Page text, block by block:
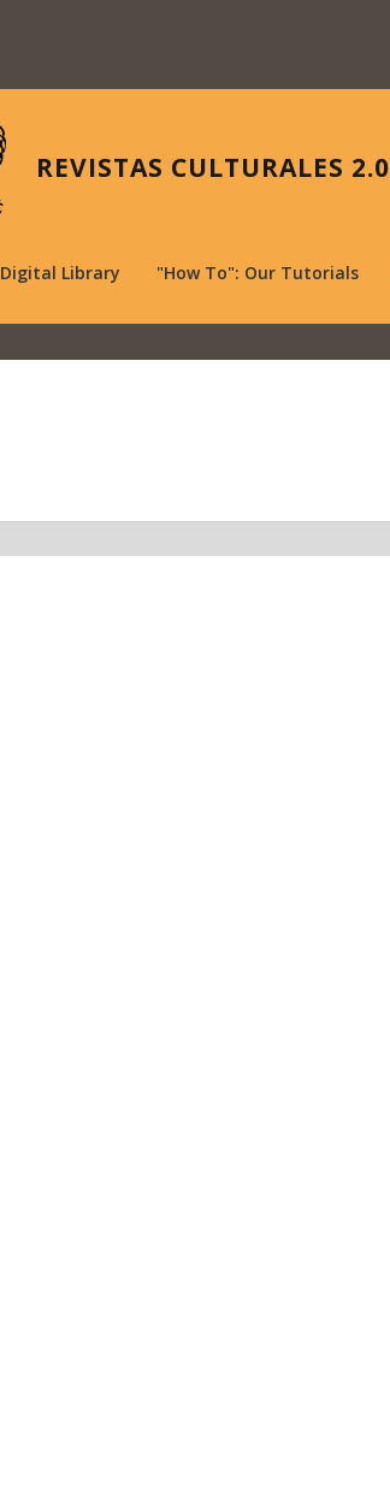
REVISTAS CULTURALES 2.0
Digital Library "How To": Our Tutorials